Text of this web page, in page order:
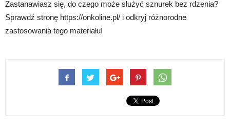
Zastanawiasz się, do czego może służyć sznurek bez rdzenia?
Sprawdź stronę https://onkoline.pl/ i odkryj różnorodne
zastosowania tego materiału!